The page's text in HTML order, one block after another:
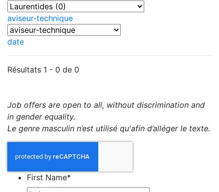
aviseur-technique
date
Résultats 1 - 0 de 0
Job offers are open to all, without discrimination and
in gender equality.
Le genre masculin n’est utilisé qu'afin d’alléger le texte.
First Name*